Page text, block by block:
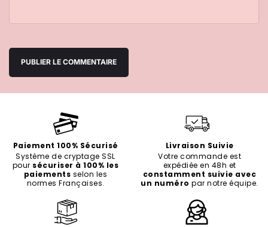
Paiement 100% Sécurisé
Système de cryptage SSL
pour sécuriser à 100% les
paiements selon les
normes Françaises.
Livraison Suivie
Votre commande est
expédiée en 48h et
constamment suivie avec
un numéro par notre équipe.